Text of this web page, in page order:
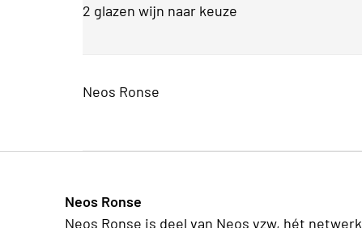
2 glazen wijn naar keuze
Neos Ronse
Neos Ronse
Neos Ronse is deel van Neos vzw, hét netwerk